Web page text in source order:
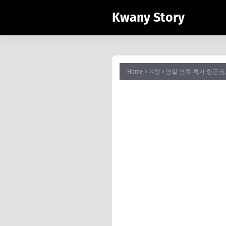
Kwany Story
Home 여행 명절 연휴 특가 항공권